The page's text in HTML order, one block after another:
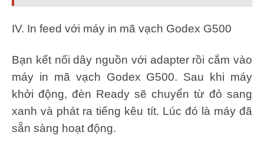
IV. In feed với máy in mã vạch Godex G500
Bạn kết nối dây nguồn với adapter rồi cắm vào
máy in mã vạch Godex G500. Sau khi máy
khởi động, đèn Ready sẽ chuyển từ đỏ sang
xanh và phát ra tiếng kêu tít. Lúc đó là máy đã
sẵn sàng hoạt động.